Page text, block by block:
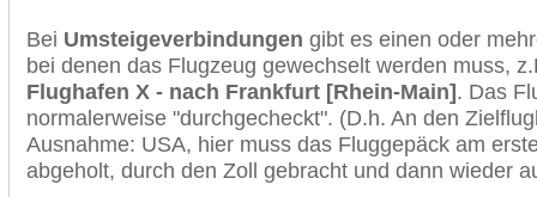
Bei Umsteigeverbindungen gibt es einen oder
bei denen das Flugzeug gewechselt werden muss,
Flughafen X - nach Frankfurt [Rhein-Main]. Das
normalerweise "durchgecheckt". (D.h. An den
Ausnahme: USA, hier muss das Fluggepäck am
abgeholt, durch den Zoll gebracht und dann wieder